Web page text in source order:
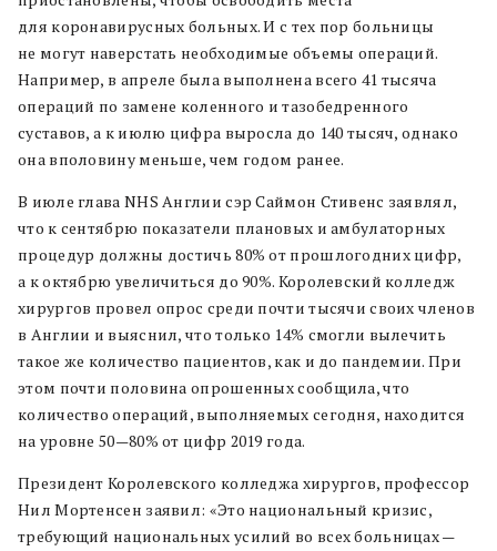
для коронавирусных больных. И с тех пор больницы
не могут наверстать необходимые объемы операций.
Например, в апреле была выполнена всего 41 тысяча
операций по замене коленного и тазобедренного
суставов, а к июлю цифра выросла до 140 тысяч, однако
она вполовину меньше, чем годом ранее.
В июле глава NHS Англии сэр Саймон Стивенс заявлял,
что к сентябрю показатели плановых и амбулаторных
процедур должны достичь 80% от прошлогодних цифр,
а к октябрю увеличиться до 90%. Королевский колледж
хирургов провел опрос среди почти тысячи своих членов
в Англии и выяснил, что только 14% смогли вылечить
такое же количество пациентов, как и до пандемии. При
этом почти половина опрошенных сообщила, что
количество операций, выполняемых сегодня, находится
на уровне 50—80% от цифр 2019 года.
Президент Королевского колледжа хирургов, профессор
Нил Мортенсен заявил: «Это национальный кризис,
требующий национальных усилий во всех больницах —